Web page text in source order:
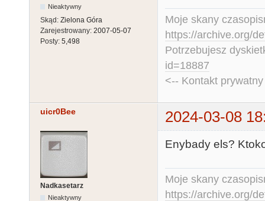
Nieaktywny
Skąd: Zielona Góra
Zarejestrowany: 2007-05-07
Posty: 5,498
Moje skany
https://archive.org/
Potrzebujesz
id=18887
<-- Kontakt
uicr0Bee 2024-03-08
Nadkasetarz
Nieaktywny
Enybady els?
Moje skany
https://archive.org/